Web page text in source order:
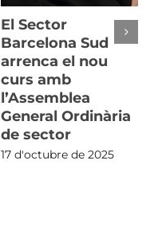
El Sector
Barcelona Sud
arrenca el nou
curs amb
l’Assemblea
General Ordinària
de sector
17 d'octubre de 2025